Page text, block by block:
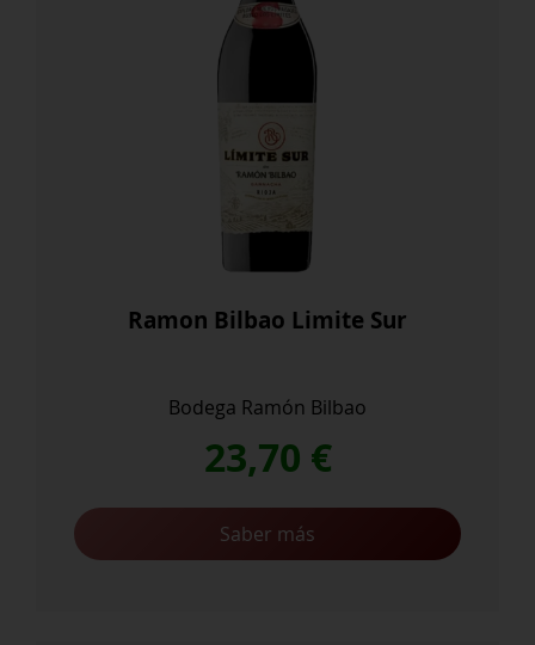
Ramon Bilbao Limite Sur
Bodega Ramón Bilbao
23,70 €
Saber más